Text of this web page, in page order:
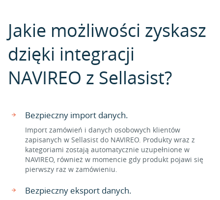
Jakie możliwości zyskasz
dzięki integracji
NAVIREO z Sellasist?
Bezpieczny import danych.
Import zamówień i danych osobowych klientów
zapisanych w Sellasist do NAVIREO. Produkty wraz z
kategoriami zostają automatycznie uzupełnione w
NAVIREO, również w momencie gdy produkt pojawi się
pierwszy raz w zamówieniu.
Bezpieczny eksport danych.